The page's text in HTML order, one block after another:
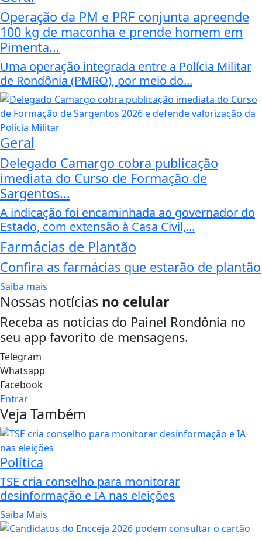
Operação da PM e PRF conjunta apreende
100 kg de maconha e prende homem em
Pimenta...
Uma operação integrada entre a Polícia Militar
de Rondônia (PMRO), por meio do...
Geral
Delegado Camargo cobra publicação
imediata do Curso de Formação de
Sargentos...
A indicação foi encaminhada ao governador do
Estado, com extensão à Casa Civil,...
Farmácias de Plantão
Confira as farmácias que estarão de plantão
Saiba mais
Nossas notícias no celular
Receba as notícias do Painel Rondônia no
seu app favorito de mensagens.
Telegram
Whatsapp
Facebook
Entrar
Veja Também
Política
TSE cria conselho para monitorar
desinformação e IA nas eleições
Saiba Mais